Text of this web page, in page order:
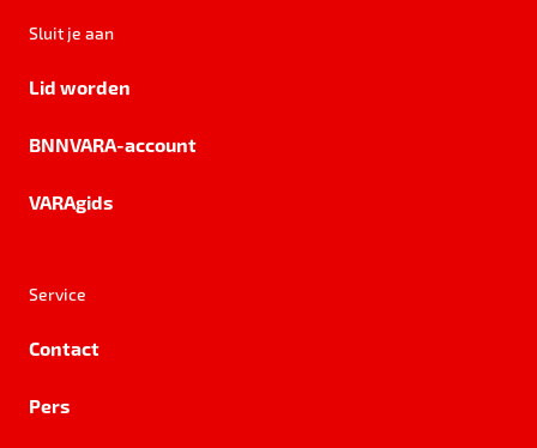
Sluit je aan
Lid worden
BNNVARA-account
VARAgids
Service
Contact
Pers